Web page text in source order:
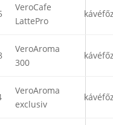
VeroCafe
LattePro
VeroAroma
300
VeroAroma
exclusiv